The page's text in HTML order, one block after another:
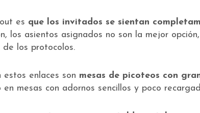
es que los invitados se sientan
los asientos asignados no son la mejor
los protocolos.
enlaces son mesas de picoteos con
mesas con adornos sencillos y poco